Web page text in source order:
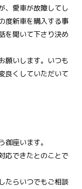
、愛車が故障してし
度新車を購入する事
を聞いて下さり決め
願いします。いつも
良くしていただいて
座います。
応できたとのことで
たらいつでもご相談